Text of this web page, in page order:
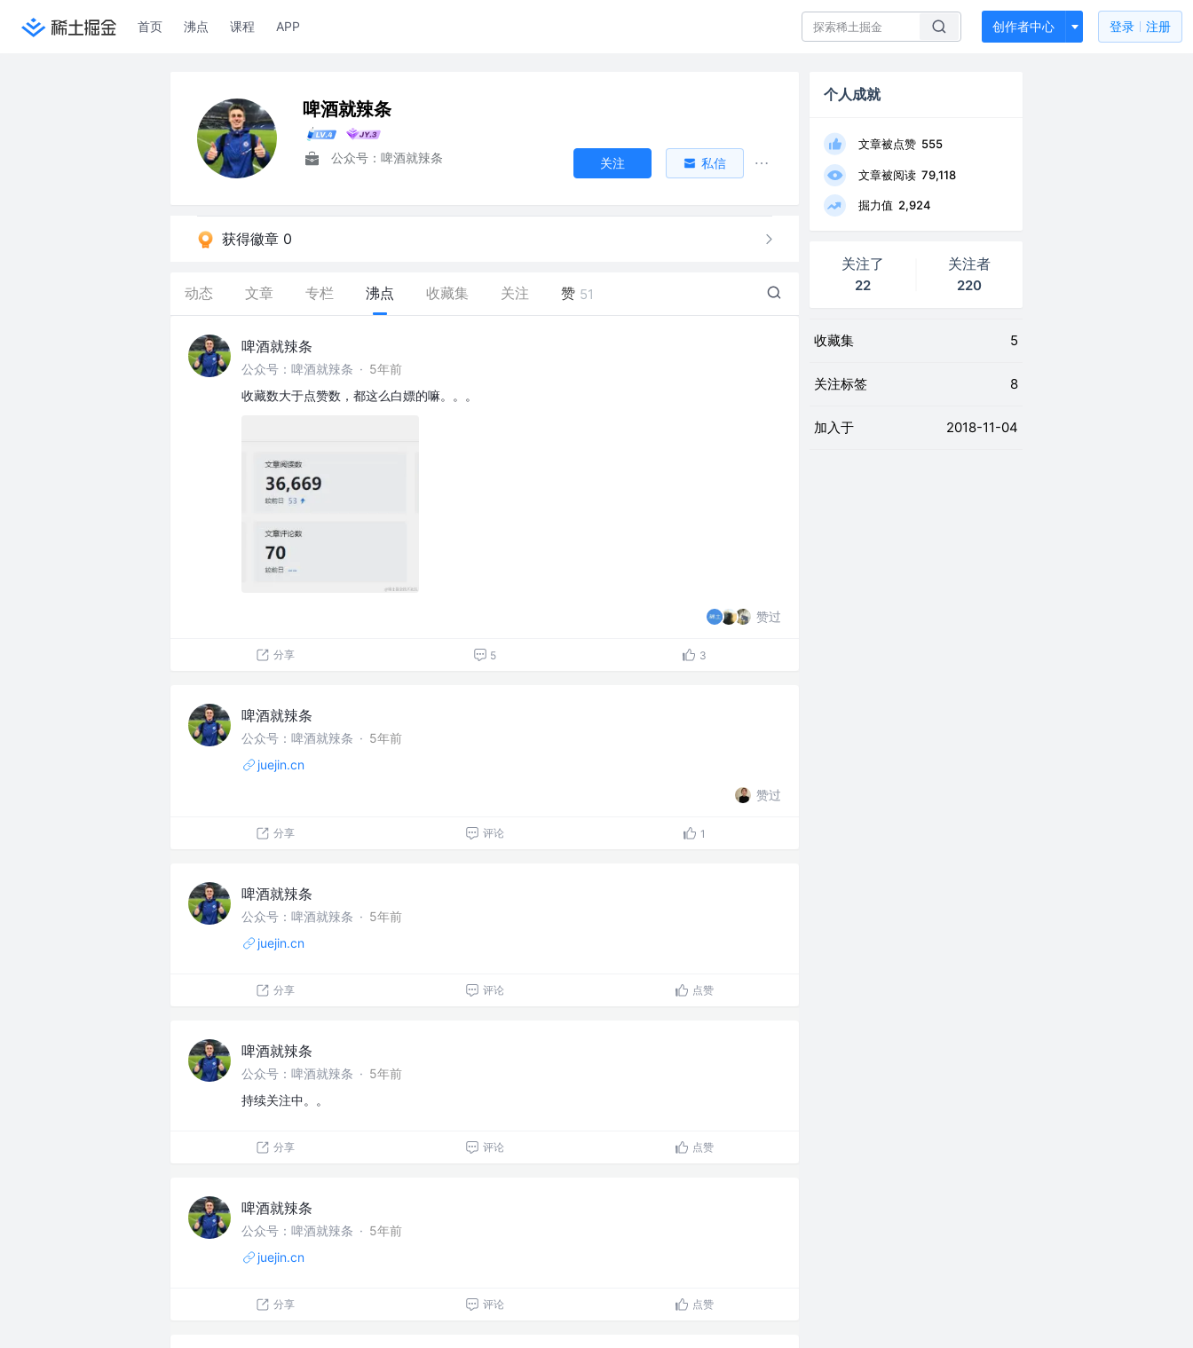
首页 沸点 课程 APP 创作者中心 登录 注册
啤酒就辣条
公众号：啤酒就辣条 关注 私信
获得徽章 0
动态 文章 专栏 沸点 收藏集 关注 赞 51
啤酒就辣条
公众号：啤酒就辣条 · 5年前
收藏数大于点赞数，都这么白嫖的嘛。。。
赞过
分享 5 3
啤酒就辣条
公众号：啤酒就辣条 · 5年前
juejin.cn
赞过
分享 评论 1
啤酒就辣条
公众号：啤酒就辣条 · 5年前
juejin.cn
分享 评论 点赞
啤酒就辣条
公众号：啤酒就辣条 · 5年前
持续关注中。。
分享 评论 点赞
啤酒就辣条
公众号：啤酒就辣条 · 5年前
juejin.cn
分享 评论 点赞
个人成就
文章被点赞 555
文章被阅读 79,118
掘力值 2,924
关注了
22
关注者
220
收藏集 5
关注标签 8
加入于 2018-11-04